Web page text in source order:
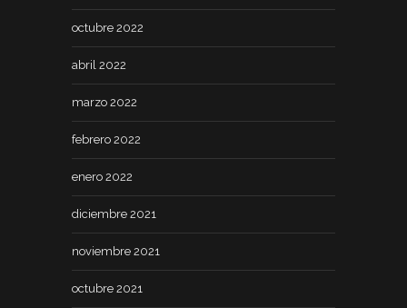
octubre 2022
abril 2022
marzo 2022
febrero 2022
enero 2022
diciembre 2021
noviembre 2021
octubre 2021